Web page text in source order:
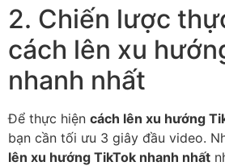
2. Chiến lược
cách lên xu
nhanh nhất
Để thực hiện cách lên xu hướng
bạn cần tối ưu 3 giây đầu video.
lên xu hướng TikTok nhanh nhất